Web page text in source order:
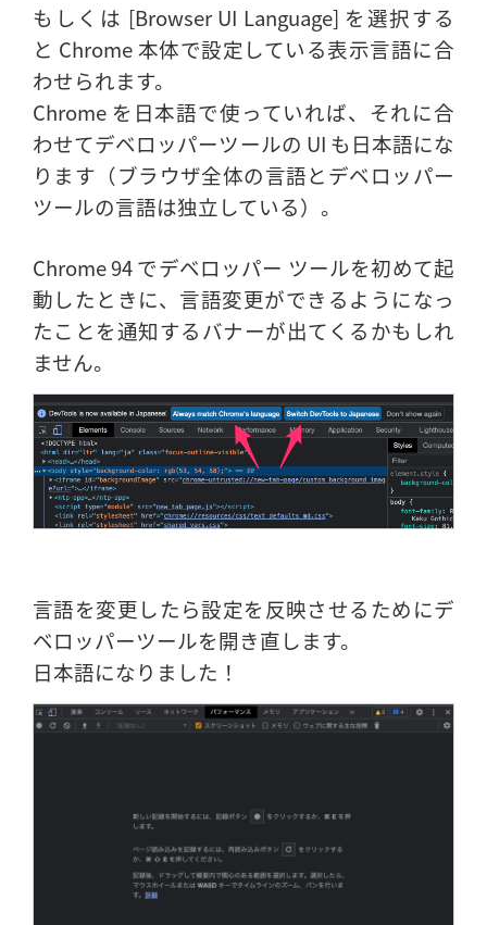
もしくは [Browser UI Language] を選択する
と Chrome 本体で設定している表示言語に合
わせられます。
Chrome を日本語で使っていれば、それに合
わせてデベロッパーツールの UI も日本語にな
ります（ブラウザ全体の言語とデベロッパー
ツールの言語は独立している）。
Chrome 94 でデベロッパー ツールを初めて起
動したときに、言語変更ができるようになっ
たことを通知するバナーが出てくるかもしれ
ません。
言語を変更したら設定を反映させるためにデ
ベロッパーツールを開き直します。
日本語になりました！